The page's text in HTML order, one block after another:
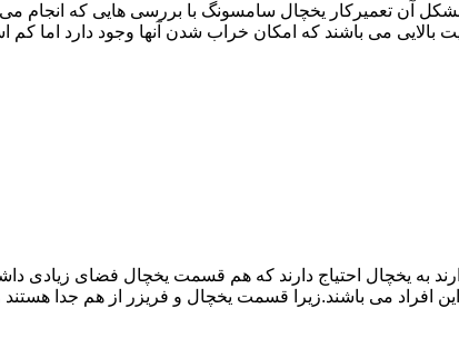
آن تعمیرکار یخچال سامسونگ با بررسی هایی که انجام
بالایی می باشند که امکان خراب شدن آنها وجود دارد
به یخچال احتیاج دارند که هم قسمت یخچال فضای
افراد می باشند.زیرا قسمت یخچال و فریزر از هم جدا